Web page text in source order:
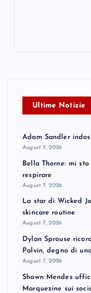
Ultime Notizie
Adam Sandler
August 7, 2026
Bella Thorne: mi
respirare
August 7, 2026
La star di Wicked
skincare routine
August 7, 2026
Dylan Sprouse
Palvin, degno di
August 7, 2026
Shawn Mendes
Marquezine sui